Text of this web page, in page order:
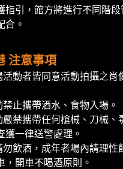
指引，館方將進行不同階
合。
注意事項
活動者皆同意活動拍攝之肖
禁止攜帶酒水、食物入場。
嚴禁攜帶任何槍械、刀械、
獲一律送警處理。
勿飲酒，成年者場內請理性
，開車不喝酒原則。